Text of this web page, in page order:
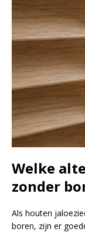
Welke
zonder
Als houten
boren, zijn er